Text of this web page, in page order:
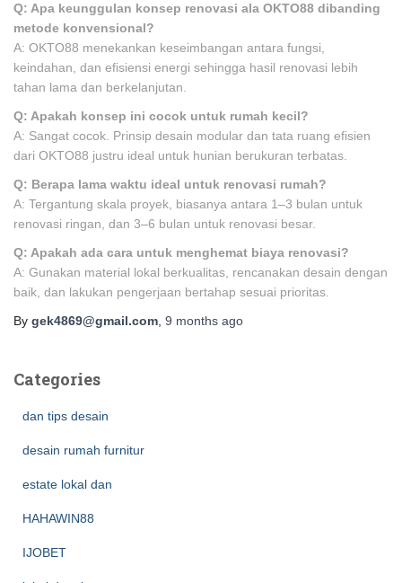
Q: Apa keunggulan konsep renovasi ala OKTO88 dibanding
metode konvensional?
A: OKTO88 menekankan keseimbangan antara fungsi,
keindahan, dan efisiensi energi sehingga hasil renovasi lebih
tahan lama dan berkelanjutan.
Q: Apakah konsep ini cocok untuk rumah kecil?
A: Sangat cocok. Prinsip desain modular dan tata ruang efisien
dari OKTO88 justru ideal untuk hunian berukuran terbatas.
Q: Berapa lama waktu ideal untuk renovasi rumah?
A: Tergantung skala proyek, biasanya antara 1–3 bulan untuk
renovasi ringan, dan 3–6 bulan untuk renovasi besar.
Q: Apakah ada cara untuk menghemat biaya renovasi?
A: Gunakan material lokal berkualitas, rencanakan desain dengan
baik, dan lakukan pengerjaan bertahap sesuai prioritas.
By gek4869@gmail.com 9 months ago
Categories
dan tips desain
desain rumah furnitur
estate lokal dan
HAHAWIN88
IJOBET